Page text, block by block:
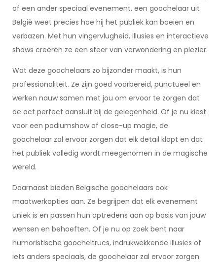
of een ander speciaal evenement, een goochelaar uit
België weet precies hoe hij het publiek kan boeien en
verbazen. Met hun vingervlugheid, illusies en interactieve
shows creëren ze een sfeer van verwondering en plezier.
Wat deze goochelaars zo bijzonder maakt, is hun
professionaliteit. Ze zijn goed voorbereid, punctueel en
werken nauw samen met jou om ervoor te zorgen dat
de act perfect aansluit bij de gelegenheid. Of je nu kiest
voor een podiumshow of close-up magie, de
goochelaar zal ervoor zorgen dat elk detail klopt en dat
het publiek volledig wordt meegenomen in de magische
wereld.
Daarnaast bieden Belgische goochelaars ook
maatwerkopties aan. Ze begrijpen dat elk evenement
uniek is en passen hun optredens aan op basis van jouw
wensen en behoeften. Of je nu op zoek bent naar
humoristische goocheltrucs, indrukwekkende illusies of
iets anders speciaals, de goochelaar zal ervoor zorgen